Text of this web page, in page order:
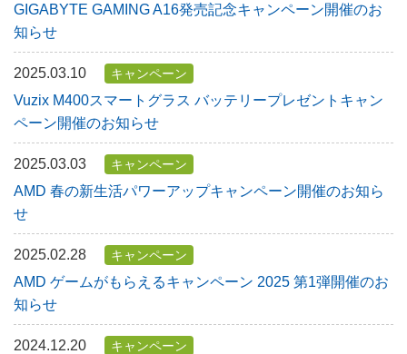
GIGABYTE GAMING A16発売記念キャンペーン開催のお
知らせ
2025.03.10 キャンペーン
Vuzix M400スマートグラス バッテリープレゼントキャン
ペーン開催のお知らせ
2025.03.03 キャンペーン
AMD 春の新生活パワーアップキャンペーン開催のお知ら
せ
2025.02.28 キャンペーン
AMD ゲームがもらえるキャンペーン 2025 第1弾開催のお
知らせ
2024.12.20 キャンペーン